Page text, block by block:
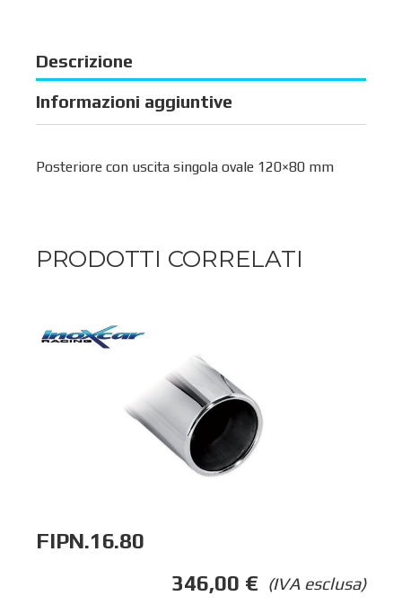
Descrizione
Informazioni aggiuntive
Posteriore con uscita singola ovale 120×80 mm
PRODOTTI CORRELATI
FIPN.16.80
(IVA esclusa)
346,00 €